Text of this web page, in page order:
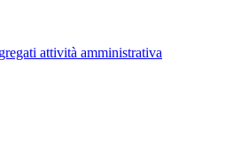
attività amministrativa